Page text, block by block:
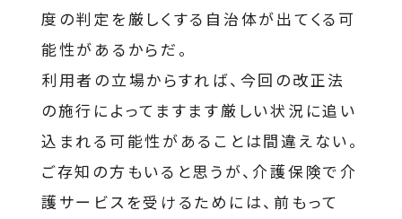
度の判定を厳しくする自治体が出てくる可
能性があるからだ。
利用者の立場からすれば、今回の改正法
の施行によってますます厳しい状況に追い
込まれる可能性があることは間違えない。
ご存知の方もいると思うが、介護保険で介
護サービスを受けるためには、前もって